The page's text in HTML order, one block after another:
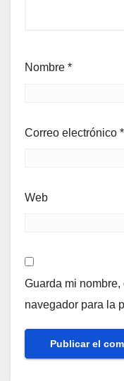
Nombre *
Correo electrónico *
Web
Guarda mi
navegador para la